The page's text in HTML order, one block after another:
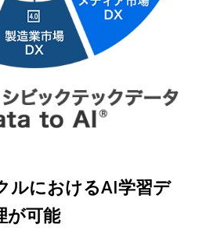
ルにおけるAI学習デ
が可能